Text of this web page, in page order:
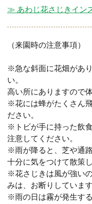
≫ あわじ花さじきイン
（来園時の注意事項）
※急な斜面に花畑があ
い
高い所にありますので
※花には蜂がたくさん
ださい。
※トビが手に持った飲
注意してください。
※雨が降ると、芝や通
十分に気をつけて散策
※花さじきは風が強い
みは、お断りしています
※雨の日は霧が発生す